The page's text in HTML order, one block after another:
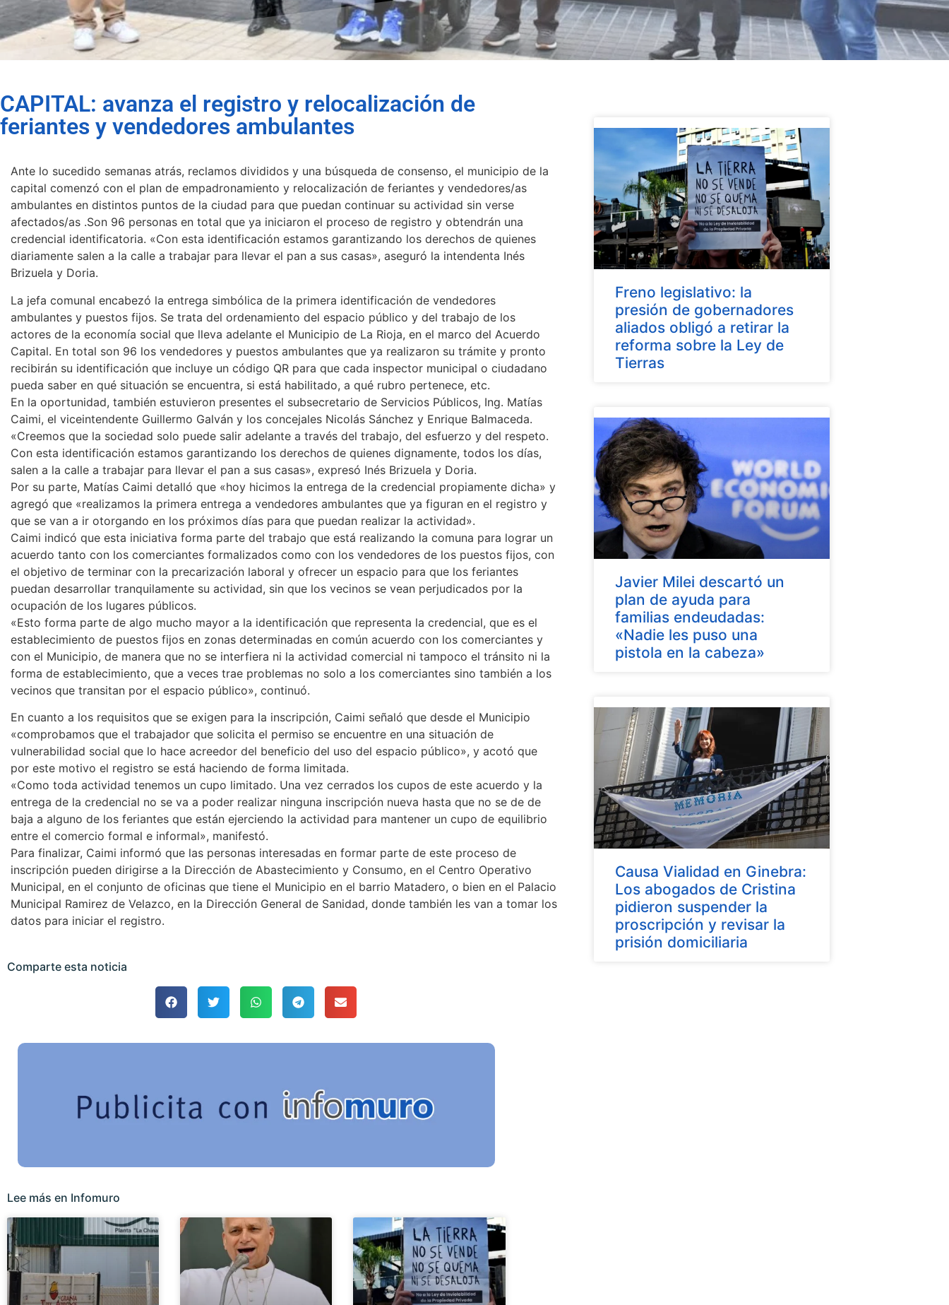
CAPITAL: avanza el registro y relocalización de
feriantes y vendedores ambulantes
Ante lo sucedido semanas atrás, reclamos divididos y una búsqueda de consenso, el municipio de la
capital comenzó con el plan de empadronamiento y relocalización de feriantes y vendedores/as
ambulantes en distintos puntos de la ciudad para que puedan continuar su actividad sin verse
afectados/as .Son 96 personas en total que ya iniciaron el proceso de registro y obtendrán una
credencial identificatoria. «Con esta identificación estamos garantizando los derechos de quienes
diariamente salen a la calle a trabajar para llevar el pan a sus casas», aseguró la intendenta Inés
Brizuela y Doria.
La jefa comunal encabezó la entrega simbólica de la primera identificación de vendedores
ambulantes y puestos fijos. Se trata del ordenamiento del espacio público y del trabajo de los
actores de la economía social que lleva adelante el Municipio de La Rioja, en el marco del Acuerdo
Capital. En total son 96 los vendedores y puestos ambulantes que ya realizaron su trámite y pronto
recibirán su identificación que incluye un código QR para que cada inspector municipal o ciudadano
pueda saber en qué situación se encuentra, si está habilitado, a qué rubro pertenece, etc.
En la oportunidad, también estuvieron presentes el subsecretario de Servicios Públicos, Ing. Matías
Caimi, el viceintendente Guillermo Galván y los concejales Nicolás Sánchez y Enrique Balmaceda.
«Creemos que la sociedad solo puede salir adelante a través del trabajo, del esfuerzo y del respeto.
Con esta identificación estamos garantizando los derechos de quienes dignamente, todos los días,
salen a la calle a trabajar para llevar el pan a sus casas», expresó Inés Brizuela y Doria.
Por su parte, Matías Caimi detalló que «hoy hicimos la entrega de la credencial propiamente dicha» y
agregó que «realizamos la primera entrega a vendedores ambulantes que ya figuran en el registro y
que se van a ir otorgando en los próximos días para que puedan realizar la actividad».
Caimi indicó que esta iniciativa forma parte del trabajo que está realizando la comuna para lograr un
acuerdo tanto con los comerciantes formalizados como con los vendedores de los puestos fijos, con
el objetivo de terminar con la precarización laboral y ofrecer un espacio para que los feriantes
puedan desarrollar tranquilamente su actividad, sin que los vecinos se vean perjudicados por la
ocupación de los lugares públicos.
«Esto forma parte de algo mucho mayor a la identificación que representa la credencial, que es el
establecimiento de puestos fijos en zonas determinadas en común acuerdo con los comerciantes y
con el Municipio, de manera que no se interfiera ni la actividad comercial ni tampoco el tránsito ni la
forma de establecimiento, que a veces trae problemas no solo a los comerciantes sino también a los
vecinos que transitan por el espacio público», continuó.
En cuanto a los requisitos que se exigen para la inscripción, Caimi señaló que desde el Municipio
«comprobamos que el trabajador que solicita el permiso se encuentre en una situación de
vulnerabilidad social que lo hace acreedor del beneficio del uso del espacio público», y acotó que
por este motivo el registro se está haciendo de forma limitada.
«Como toda actividad tenemos un cupo limitado. Una vez cerrados los cupos de este acuerdo y la
entrega de la credencial no se va a poder realizar ninguna inscripción nueva hasta que no se de de
baja a alguno de los feriantes que están ejerciendo la actividad para mantener un cupo de equilibrio
entre el comercio formal e informal», manifestó.
Para finalizar, Caimi informó que las personas interesadas en formar parte de este proceso de
inscripción pueden dirigirse a la Dirección de Abastecimiento y Consumo, en el Centro Operativo
Municipal, en el conjunto de oficinas que tiene el Municipio en el barrio Matadero, o bien en el Palacio
Municipal Ramirez de Velazco, en la Dirección General de Sanidad, donde también les van a tomar los
datos para iniciar el registro.
Comparte esta noticia
Lee más en Infomuro
Freno legislativo: la
presión de gobernadores
aliados obligó a retirar la
reforma sobre la Ley de
Tierras
Javier Milei descartó un
plan de ayuda para
familias endeudadas:
«Nadie les puso una
pistola en la cabeza»
Causa Vialidad en Ginebra:
Los abogados de Cristina
pidieron suspender la
proscripción y revisar la
prisión domiciliaria